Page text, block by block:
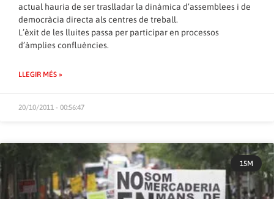
actual hauria de ser traslladar la dinàmica d’assemblees i de
democràcia directa als centres de treball.
L’èxit de les lluites passa per participar en processos
d’àmplies confluències.
LLEGIR MÉS »
20/10/2011 - 00:56:47
15M